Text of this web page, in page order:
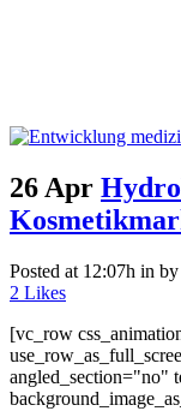
26 Apr
Posted at 12:07h in by
2 Likes
[vc_row
angled_section="no"